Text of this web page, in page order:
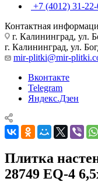
+7 (4012) 31-
Контактная
г. Калининград, ул.
г. Калининград, ул.
mir-plitki@mir-
Вконтакте
Telegram
Яндекс.Дзен
Плитка
28749 EQ-4